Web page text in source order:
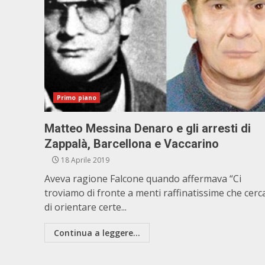
Primo piano
Matteo Messina Denaro e gli arresti di
Zappalà, Barcellona e Vaccarino
18 Aprile 2019
Aveva ragione Falcone quando affermava “Ci
troviamo di fronte a menti raffinatissime che
di orientare certe...
Continua a leggere...